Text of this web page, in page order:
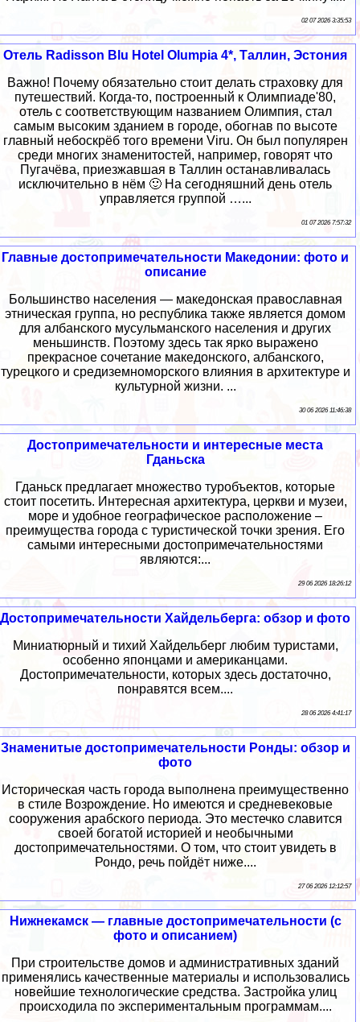
02 07 2026 3:35:53
Отель Radisson Blu Hotel Olumpia 4*, Таллин, Эстония
Важно! Почему обязательно стоит делать страховку для
путешествий. Когда-то, построенный к Олимпиаде'80,
отель с соответствующим названием Олимпия, стал
самым высоким зданием в городе, обогнав по высоте
главный небоскрёб того времени Viru. Он был популярен
среди многих знаменитостей, например, говорят что
Пугачёва, приезжавшая в Таллин останавливалась
исключительно в нём 🙂 На сегодняшний день отель
управляется группой …...
01 07 2026 7:57:32
Главные достопримечательности Македонии: фото и
описание
Большинство населения — македонская православная
этническая группа, но республика также является домом
для албанского мусульманского населения и других
меньшинств. Поэтому здесь так ярко выражено
прекрасное сочетание македонского, албанского,
турецкого и средиземноморского влияния в архитектуре и
культурной жизни. ...
30 06 2026 11:46:38
Достопримечательности и интересные места
Гданьска
Гданьск предлагает множество туробъектов, которые
стоит посетить. Интересная архитектура, церкви и музеи,
море и удобное географическое расположение –
преимущества города с туристической точки зрения. Его
самыми интересными достопримечательностями
являются:...
29 06 2026 18:26:12
Достопримечательности Хайдельберга: обзор и фото
Миниатюрный и тихий Хайдельберг любим туристами,
особенно японцами и американцами.
Достопримечательности, которых здесь достаточно,
понравятся всем....
28 06 2026 4:41:17
Знаменитые достопримечательности Ронды: обзор и
фото
Историческая часть города выполнена преимущественно
в стиле Возрождение. Но имеются и средневековые
сооружения арабского периода. Это местечко славится
своей богатой историей и необычными
достопримечательностями. О том, что стоит увидеть в
Рондо, речь пойдёт ниже....
27 06 2026 12:12:57
Нижнекамск — главные достопримечательности (с
фото и описанием)
При строительстве домов и административных зданий
применялись качественные материалы и использовались
новейшие технологические средства. Застройка улиц
происходила по экспериментальным программам....